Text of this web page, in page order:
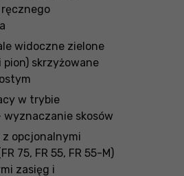
widoczne zielone
pion) skrzyżowane
w trybie
wyznaczanie skosów
z opcjonalnymi
75, FR 55, FR 55-M)
zasięg i